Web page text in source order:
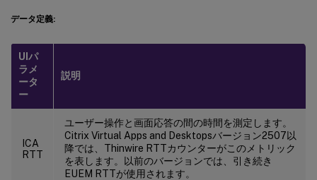
データ定義:
UIパ
ラメ
ータ
ー
説明
ICA
RTT
ユーザー操作と画面応答の間の時間を測定します。
Citrix Virtual Apps and Desktopsバージョン2507以
降では、Thinwire RTTカウンターがこのメトリック
を表します。以前のバージョンでは、引き続き
EUEM RTTが使用されます。